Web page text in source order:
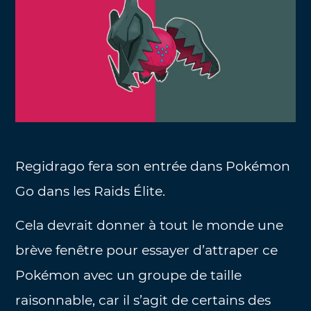
Regidrago fera son entrée dans Pokémon
Go dans les Raids Élite.
Cela devrait donner à tout le monde une
brève fenêtre pour essayer d’attraper ce
Pokémon avec un groupe de taille
raisonnable, car il s’agit de certains des